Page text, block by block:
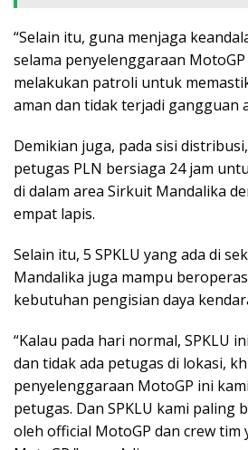
“Selain itu, guna menjaga
selama penyelenggaraan
melakukan patroli untuk
aman dan tidak terjadi gangguan
Demikian juga, pada sisi
petugas PLN bersiaga 24 jam
di dalam area Sirkuit Mandalika
empat lapis.
Selain itu, 5 SPKLU yang ada di
Mandalika juga mampu
kebutuhan pengisian daya
“Kalau pada hari normal, SPKLU
dan tidak ada petugas di lokasi,
penyelenggaraan MotoGP ini
petugas. Dan SPKLU kami paling
oleh official MotoGP dan crew tim